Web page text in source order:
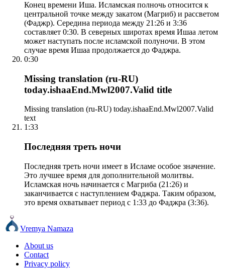
Конец времени Иша. Исламская полночь относится к
центральной точке между закатом (Магриб) и рассветом
(Фаджр). Середина периода между 21:26 и 3:36
составляет 0:30. В северных широтах время Ишаа летом
может наступать после исламской полуночи. В этом
случае время Ишаа продолжается до Фаджра.
0:30
Missing translation (ru-RU)
today.ishaaEnd.Mwl2007.Valid title
Missing translation (ru-RU) today.ishaaEnd.Mwl2007.Valid
text
1:33
Последняя треть ночи
Последняя треть ночи имеет в Исламе особое значение.
Это лучшее время для дополнительной молитвы.
Исламская ночь начинается с Магриба (21:26) и
заканчивается с наступлением Фаджра. Таким образом,
это время охватывает период с 1:33 до Фаджра (3:36).
Vremya Namaza
About us
Contact
Privacy policy